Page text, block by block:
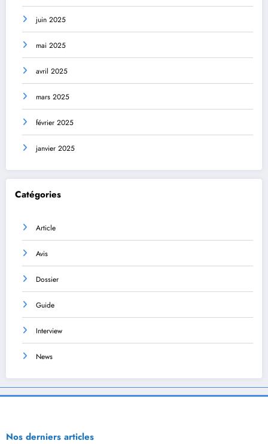
juin 2025
mai 2025
avril 2025
mars 2025
février 2025
janvier 2025
Catégories
Article
Avis
Dossier
Guide
Interview
News
Nos derniers articles